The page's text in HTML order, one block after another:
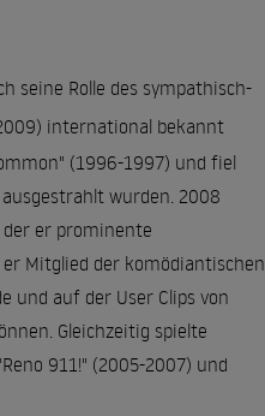
seine Rolle des sympathisch-
international bekannt
(1996-1997) und fiel
wurden. 2008
er prominente
Mitglied der komödiantischen
und auf der User Clips von
Gleichzeitig spielte
911!" (2005-2007) und